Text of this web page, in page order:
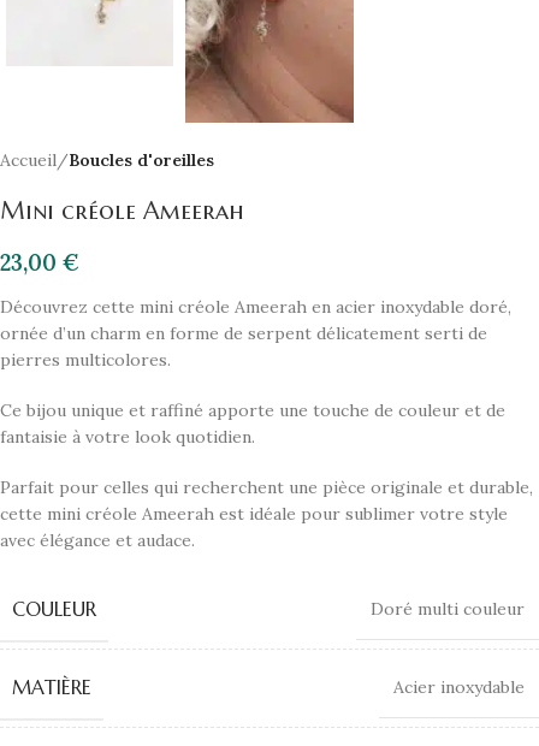
Accueil Boucles d'oreilles
Mini créole Ameerah
23,00 €
Découvrez cette mini créole Ameerah en acier inoxydable doré,
ornée d’un charm en forme de serpent délicatement serti de
pierres multicolores.
Ce bijou unique et raffiné apporte une touche de couleur et de
fantaisie à votre look quotidien.
Parfait pour celles qui recherchent une pièce originale et durable,
cette mini créole Ameerah est idéale pour sublimer votre style
avec élégance et audace.
COULEUR Doré multi couleur
MATIÈRE Acier inoxydable